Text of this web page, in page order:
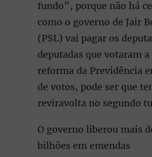
fundo”, porque não há
como o governo de Jair
(PSL) vai pagar os
deputadas que votaram
reforma da Previdência
de votos, pode ser que
reviravolta no segundo
O governo liberou mais
bilhões em emendas